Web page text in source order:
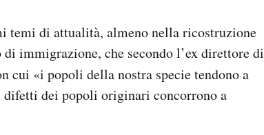
temi di attualità, almeno nella ricostruzione
immigrazione, che secondo l’ex direttore di
cui «i popoli della nostra specie tendono a
difetti dei popoli originari concorrono a